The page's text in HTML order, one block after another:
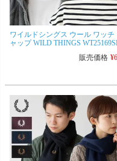
ワイルドシングス ウール ワッチ
ャップ WILD THINGS
販売価格 ¥